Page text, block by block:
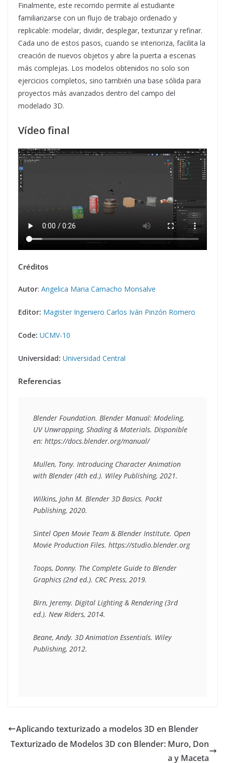
Finalmente, este recorrido permite al estudiante
familiarizarse con un flujo de trabajo ordenado y
replicable: modelar, dividir, desplegar, texturizar y refinar.
Cada uno de estos pasos, cuando se interioriza, facilita la
creación de nuevos objetos y abre la puerta a escenas
más complejas. Los modelos obtenidos no solo son
ejercicios completos, sino también una base sólida para
proyectos más avanzados dentro del campo del
modelado 3D.
Vídeo final
Créditos
Autor: Angelica Maria Camacho Monsalve
Editor: Magister Ingeniero Carlos Iván Pinzón Romero
Code: UCMV-10
Universidad: Universidad Central
Referencias
Blender Foundation. Blender Manual: Modeling,
UV Unwrapping, Shading & Materials. Disponible
en: https://docs.blender.org/manual/
Mullen, Tony. Introducing Character Animation
with Blender (4th ed.). Wiley Publishing, 2021.
Wilkins, John M. Blender 3D Basics. Packt
Publishing, 2020.
Sintel Open Movie Team & Blender Institute. Open
Movie Production Files. https://studio.blender.org
Toops, Donny. The Complete Guide to Blender
Graphics (2nd ed.). CRC Press, 2019.
Birn, Jeremy. Digital Lighting & Rendering (3rd
ed.). New Riders, 2014.
Beane, Andy. 3D Animation Essentials. Wiley
Publishing, 2012.
Aplicando texturizado a modelos 3D en Blender
Texturizado de Modelos 3D con Blender: Muro, Don
a y Maceta